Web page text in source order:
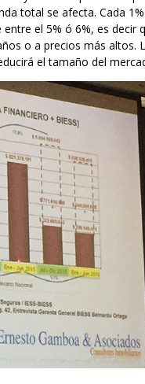
total se afecta. Cada
el 5% ó 6%, es decir
o a precios más altos.
el tamaño del